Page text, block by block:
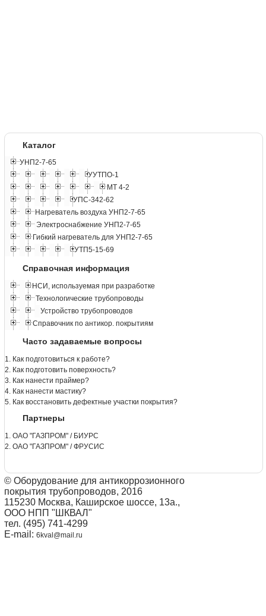
Каталог
УНП2-7-65
УУТПО-1
МТ 4-2
УПС-342-62
Нагреватель воздуха УНП2-7-65
Электроснабжение УНП2-7-65
Гибкий нагреватель для УНП2-7-65
УТП5-15-69
Справочная информация
НСИ, используемая при разработке
Технологические трубопроводы
Устройство трубопроводов
Справочник по антикор. покрытиям
Часто задаваемые вопросы
1. Как подготовиться к работе?
2. Как подготовить поверхность?
3. Как нанести праймер?
4. Как нанести мастику?
5. Как восстановить дефектные участки покрытия?
Партнеры
1. ОАО "ГАЗПРОМ" / БИУРС
2. ОАО "ГАЗПРОМ" / ФРУСИС
© Оборудование для антикоррозионного
покрытия трубопроводов, 2016
115230 Москва, Каширское шоссе, 13а.,
ООО НПП "ШКВАЛ"
тел. (495) 741-4299
E-mail: 6kval@mail.ru